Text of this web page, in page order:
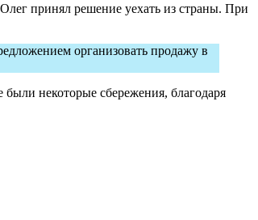
принял решение уехать из страны. При
организовать продажу в
некоторые сбережения, благодаря